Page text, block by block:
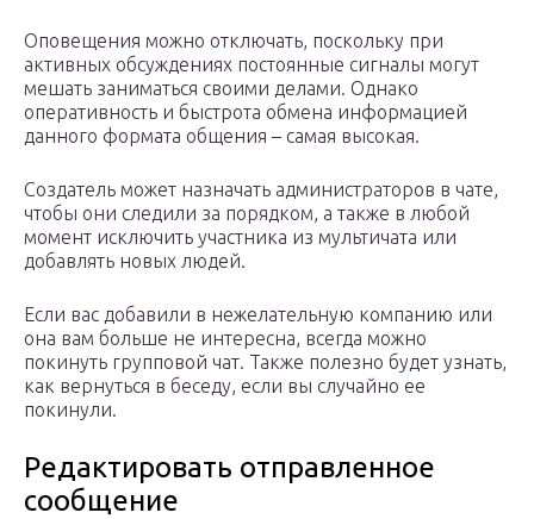
Оповещения можно отключать, поскольку при
активных обсуждениях постоянные сигналы могут
мешать заниматься своими делами. Однако
оперативность и быстрота обмена информацией
данного формата общения – самая высокая.
Создатель может назначать администраторов в чате,
чтобы они следили за порядком, а также в любой
момент исключить участника из мультичата или
добавлять новых людей.
Если вас добавили в нежелательную компанию или
она вам больше не интересна, всегда можно
покинуть групповой чат. Также полезно будет узнать,
как вернуться в беседу, если вы случайно ее
покинули.
Редактировать отправленное
сообщение